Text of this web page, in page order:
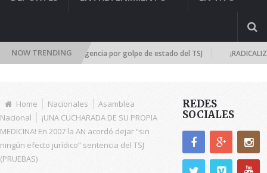
NOW TRENDING
se reúne de emergencia por golpe de estado del TSJ ¡RADICALIZA
Home Nacionales
Asamblea
Nacional
¡UNA CUCHARADA DE SU PROPIA
MEDICINA! En 2007 la AN acordó dejar “sin
ningún efecto jurídico” sentencia del TSJ
(PRUEBAS)
REDES
SOCIALES